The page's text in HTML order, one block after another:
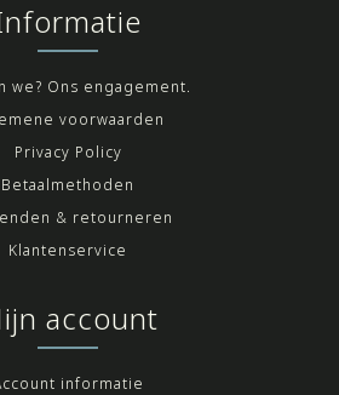
we? Ons engagement.
voorwaarden
Privacy Policy
Betaalmethoden
& retourneren
Klantenservice
account
informatie